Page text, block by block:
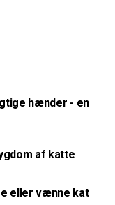
hænder - en
af katte
eller vænne kat